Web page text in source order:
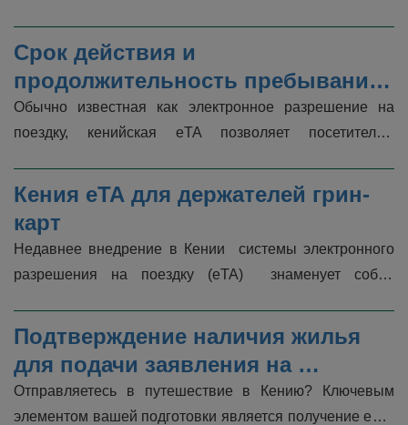
поездкой. Читайте дальше, �...
Срок действия и
продолжительность пребывания
в Кении eTA
Обычно известная как электронное разрешение на
поездку, кенийская eTA позволяет посетителям
стране. Срок действия и продолжи�...
Кения eTA для держателей грин-
карт
Недавнее внедрение в Кении  системы электронного
разрешения на поездку (eTA)  знаменует собой
для многочисленных путеш�...
Подтверждение наличия жилья
для подачи заявления на
получение eTA в Кении
Отправляетесь в путешествие в Кению? Ключевым
элементом вашей подготовки является получение eTA